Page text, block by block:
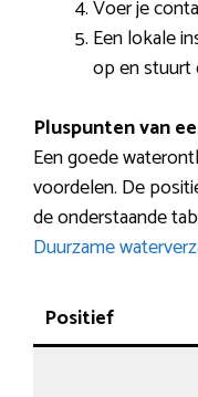
Voer je
Een lokale
op en stuurt
Pluspunten van
Een goede
voordelen. De
de onderstaande
Duurzame
Positief